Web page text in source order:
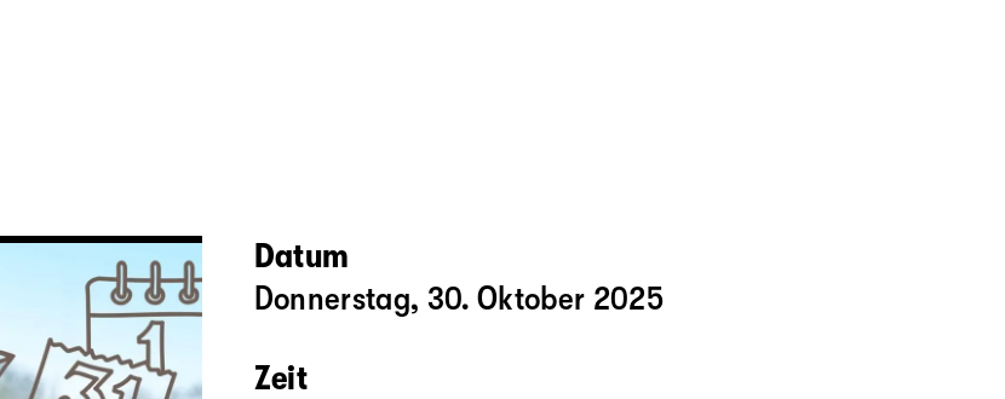
Datum
Donnerstag, 30. Oktober 2025
Zeit